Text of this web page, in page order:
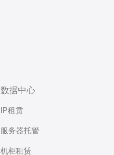
数据中心
IP租赁
服务器托管
机柜租赁